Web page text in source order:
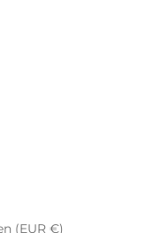
Spitsbergen en Jan Mayen (EUR €)